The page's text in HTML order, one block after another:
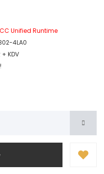
Unified Runtime
4LA0
+ KDV